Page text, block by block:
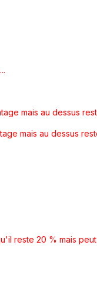
mais au dessus
mais au dessus
reste 20 % mais